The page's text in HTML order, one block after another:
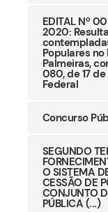
EDITAL Nº
2020:
Populares
Palmeiras,
080, de 17
Federal
Concurso
SEGUNDO
O SISTEMA
CESSÃO DE
CONJUNTO
PÚBLICA (...)